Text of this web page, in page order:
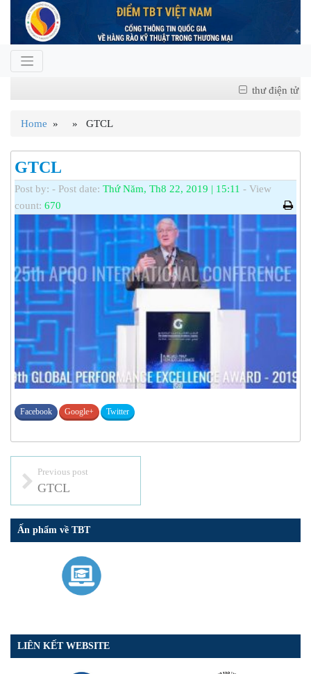
thư điện tử
Home » » GTCL
GTCL
Post by: - Post date: Thứ Năm, Th8 22, 2019 | 15:11 - View
count: 670
Facebook Google+ Twitter
Previous post
GTCL
Ấn phẩm về TBT
LIÊN KẾT WEBSITE